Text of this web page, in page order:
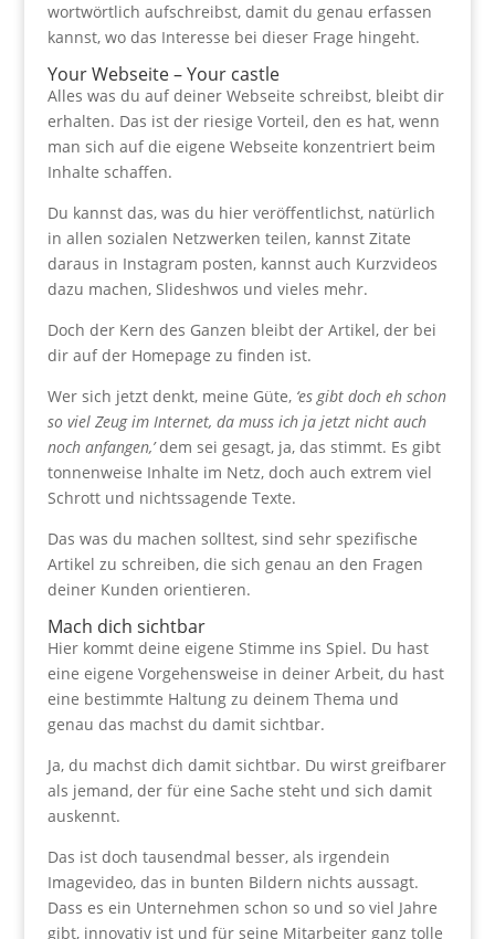
wortwörtlich aufschreibst, damit du genau erfassen
kannst, wo das Interesse bei dieser Frage hingeht.
Your Webseite – Your castle
Alles was du auf deiner Webseite schreibst, bleibt dir
erhalten. Das ist der riesige Vorteil, den es hat, wenn
man sich auf die eigene Webseite konzentriert beim
Inhalte schaffen.
Du kannst das, was du hier veröffentlichst, natürlich
in allen sozialen Netzwerken teilen, kannst Zitate
daraus in Instagram posten, kannst auch Kurzvideos
dazu machen, Slideshwos und vieles mehr.
Doch der Kern des Ganzen bleibt der Artikel, der bei
dir auf der Homepage zu finden ist.
Wer sich jetzt denkt, meine Güte,‘es gibt doch eh schon
so viel Zeug im Internet, da muss ich ja jetzt nicht auch
noch anfangen,’dem sei gesagt, ja, das stimmt. Es gibt
tonnenweise Inhalte im Netz, doch auch extrem viel
Schrott und nichtssagende Texte.
Das was du machen solltest, sind sehr spezifische
Artikel zu schreiben, die sich genau an den Fragen
deiner Kunden orientieren.
Mach dich sichtbar
Hier kommt deine eigene Stimme ins Spiel. Du hast
eine eigene Vorgehensweise in deiner Arbeit, du hast
eine bestimmte Haltung zu deinem Thema und
genau das machst du damit sichtbar.
Ja, du machst dich damit sichtbar. Du wirst greifbarer
als jemand, der für eine Sache steht und sich damit
auskennt.
Das ist doch tausendmal besser, als irgendein
Imagevideo, das in bunten Bildern nichts aussagt.
Dass es ein Unternehmen schon so und so viel Jahre
gibt, innovativ ist und für seine Mitarbeiter ganz tolle